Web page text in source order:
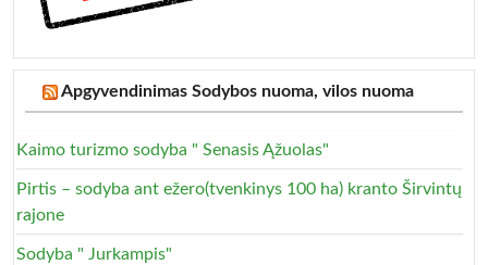
Apgyvendinimas Sodybos nuoma, vilos nuoma
Kaimo turizmo sodyba " Senasis Ąžuolas"
Pirtis – sodyba ant ežero(tvenkinys 100 ha) kranto Širvintų
rajone
Sodyba " Jurkampis"